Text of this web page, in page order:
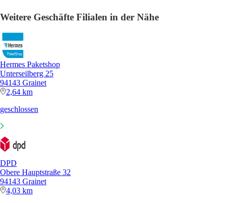
Weitere Geschäfte Filialen in der Nähe
Hermes Paketshop
Unterseilberg 25
94143 Grainet
2,64 km
geschlossen
DPD
Obere Hauptstraße 32
94143 Grainet
4,03 km